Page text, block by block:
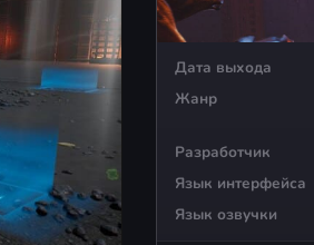
Дата выхода
Жанр
Разработчик
Язык интерфейса
Язык озвучки